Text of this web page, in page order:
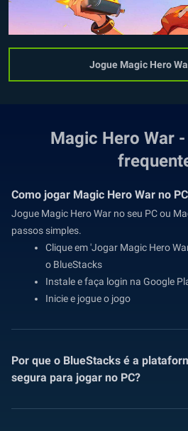
Jogue Magic Hero
Magic Hero War
Como jogar Magic Hero War no
Jogue Magic Hero War no seu PC ou
passos simples.
Clique em 'Jogar Magic Hero
o BlueStacks
Instale e faça login na Google
Inicie e jogue o jogo
Por que o BlueStacks é a
segura para jogar no PC?